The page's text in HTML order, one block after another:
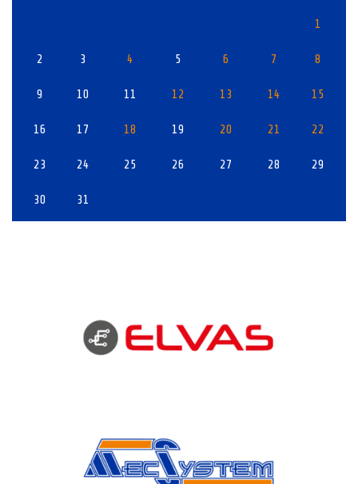
1
2 3 4 5 6 7 8
9 10 11 12 13 14 15
16 17 18 19 20 21 22
23 24 25 26 27 28 29
30 31